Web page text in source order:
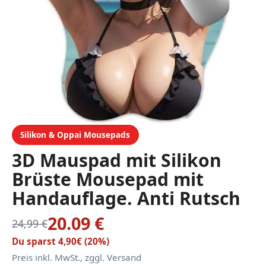
Silikon & Oppai Mousepads
3D Mauspad mit Silikon
Brüste Mousepad mit
Handauflage. Anti Rutsch
Anime Manga Maus Pad
Handgelenkauflage für
Büro Spiel（Kasumi）
24,99 €20.09 €
Du sparst 4,90€ (20%)
Preis inkl. MwSt., zggl. Versand